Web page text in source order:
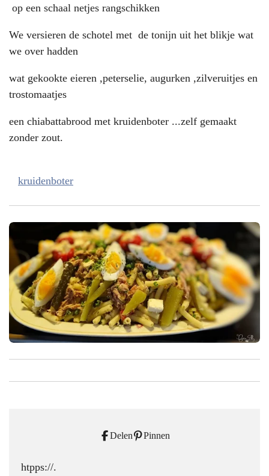
op een schaal netjes rangschikken
We versieren de schotel met de tonijn uit het blikje wat
we over hadden
wat gekookte eieren ,peterselie, augurken ,zilveruitjes en
trostomaatjes
een chiabattabrood met kruidenboter ...zelf gemaakt
zonder zout.
kruidenboter
Delen Pinnen
htpps://.